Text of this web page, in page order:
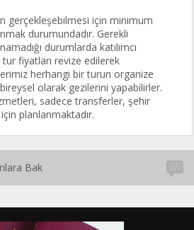
gerçekleşebilmesi için minimum
durumundadır. Gerekli
durumlarda katılımcı
tur fiyatları revize edilerek
herhangi bir turun organize
olarak gezilerini yapabilirler.
sadece transferler, şehir
planlanmaktadır.
Bak